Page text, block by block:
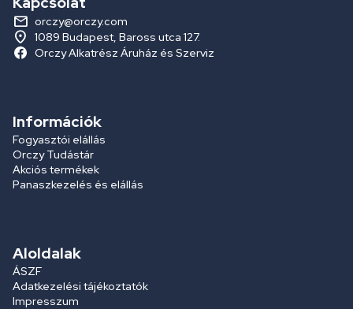
orczy@orczy.com
1089 Budapest, Baross utca 127.
Orczy Alkatrész Áruház és Szerviz
Információk
Fogyasztói elállás
Orczy Tudástár
Akciós termékek
Panaszkezelés és elállás
Aloldalak
ÁSZF
Adatkezelési tájékoztatók
Impresszum